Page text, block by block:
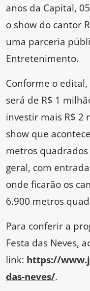
anos da Capital,
o show do cantor
uma parceria
Entretenimento.
Conforme o
será de R$ 1
investir mais R$ 2
show que
metros
geral, com
onde ficarão os
6.900 metros
Para conferir a
Festa das Neves,
link: https://
das-neves/.